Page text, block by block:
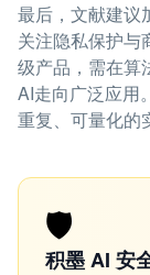
最后，文献建议
关注隐私保护与
级产品，需在算
AI走向广泛应用
重复、可量化的
🛡️
积墨 AI 安